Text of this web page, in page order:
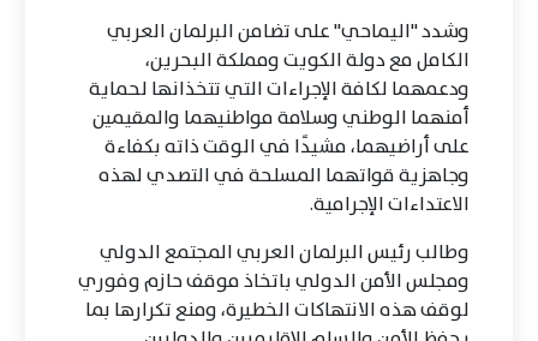
وشدد "اليماحي" على تضامن البرلمان العربي
الكامل مع دولة الكويت ومملكة البحرين،
ودعمهما لكافة الإجراءات التي تتخذانها لحماية
أمنهما الوطني وسلامة مواطنيهما والمقيمين
على أراضيهما، مشيدًا في الوقت ذاته بكفاءة
وجاهزية قواتهما المسلحة في التصدي لهذه
الاعتداءات الإجرامية.
وطالب رئيس البرلمان العربي المجتمع الدولي
ومجلس الأمن الدولي باتخاذ موقف حازم وفوري
لوقف هذه الانتهاكات الخطيرة، ومنع تكرارها بما